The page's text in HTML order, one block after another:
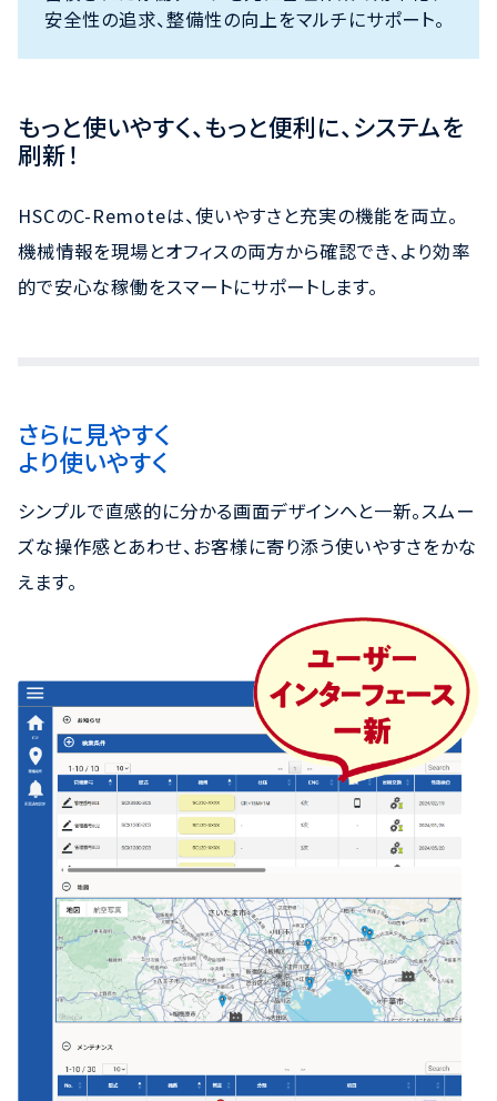
安全性の追求、整備性の向上をマルチにサポート。
もっと使いやすく、もっと便利に、システムを
刷新！
HSCのC-Remoteは、使いやすさと充実の機能を両立。
機械情報を現場とオフィスの両方から確認でき、より効率
的で安心な稼働をスマートにサポートします。
さらに見やすく
より使いやすく
シンプルで直感的に分かる画面デザインへと一新。スムー
ズな操作感とあわせ、お客様に寄り添う使いやすさをかな
えます。